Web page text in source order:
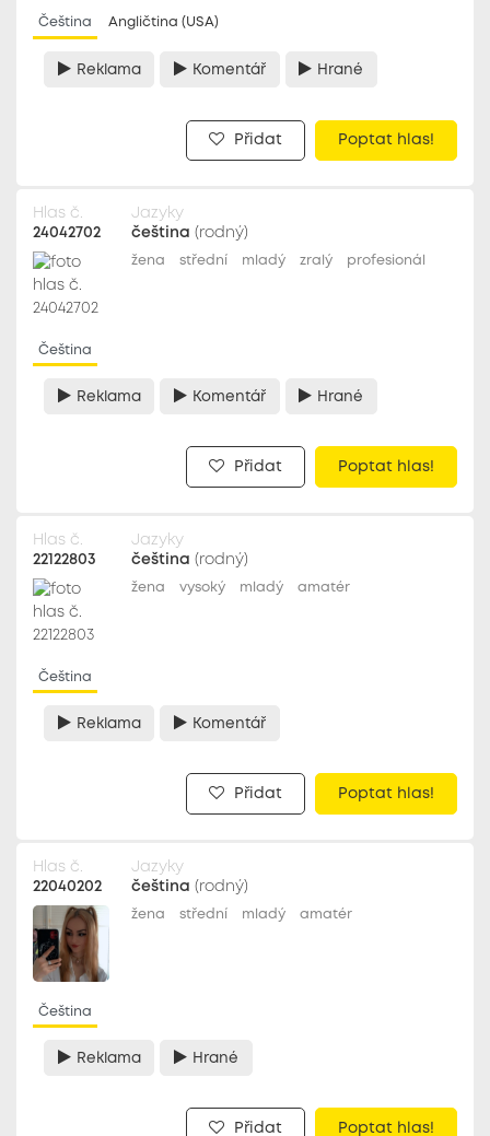
Čeština Angličtina (USA)
Reklama Komentář Hrané
Přidat Poptat hlas!
Hlas č.
24042702
Jazyky
čeština (rodný)
žena střední mladý zralý profesionál
Čeština
Reklama Komentář Hrané
Přidat Poptat hlas!
Hlas č.
22122803
Jazyky
čeština (rodný)
žena vysoký mladý amatér
Čeština
Reklama Komentář
Přidat Poptat hlas!
Hlas č.
22040202
Jazyky
čeština (rodný)
žena střední mladý amatér
Čeština
Reklama Hrané
Přidat Poptat hlas!